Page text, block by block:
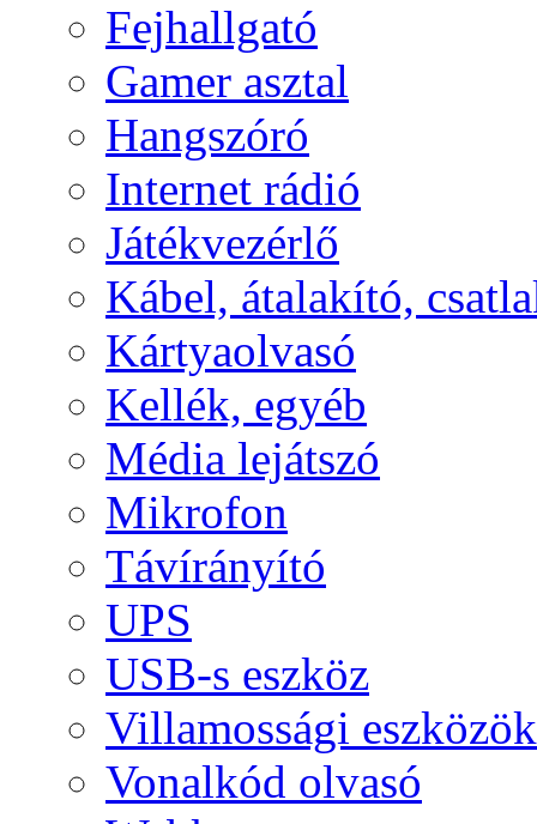
Fejhallgató
Gamer asztal
Hangszóró
Internet rádió
Játékvezérlő
Kábel, átalakító,
Kártyaolvasó
Kellék, egyéb
Média lejátszó
Mikrofon
Távírányító
UPS
USB-s eszköz
Villamossági eszközök
Vonalkód olvasó